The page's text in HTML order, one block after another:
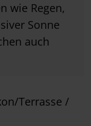
Terrasse /
wie Regen,
Sonne
auch